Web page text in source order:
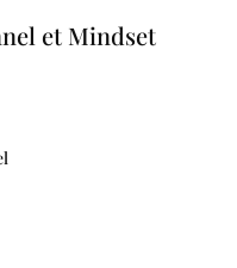
et Mindset